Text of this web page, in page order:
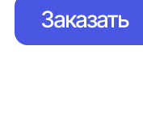
Заказать